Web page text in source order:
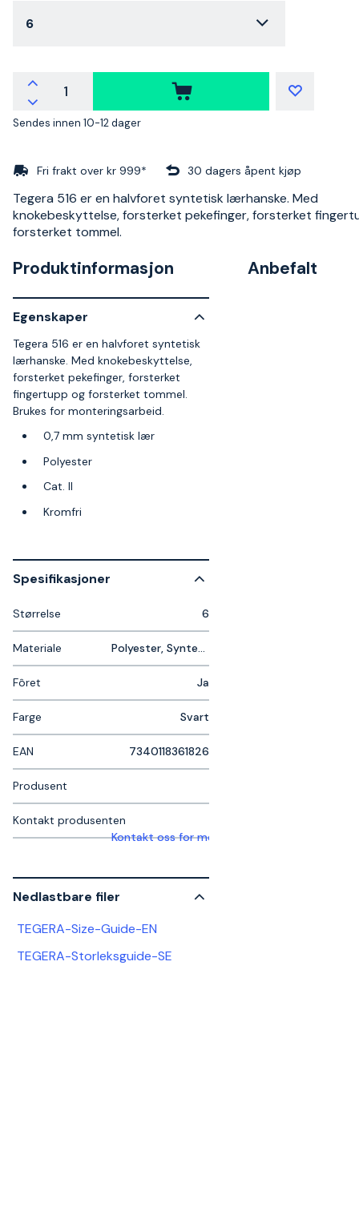
6
Sendes innen 10-12 dager
Fri frakt over kr 999* 30 dagers åpent kjøp
Tegera 516 er en halvforet syntetisk lærhanske. Med
knokebeskyttelse, forsterket pekefinger, forsterket
forsterket tommel.
Produktinformasjon
Egenskaper
Tegera 516 er en halvforet syntetisk
lærhanske. Med knokebeskyttelse,
forsterket pekefinger, forsterket
fingertupp og forsterket tommel.
Brukes for monteringsarbeid.
0,7 mm syntetisk lær
Polyester
Cat. II
Kromfri
Spesifikasjoner
Størrelse 6
Materiale
Fôret Ja
Farge Svart
EAN 7340118361826
Produsent
Kontakt produsenten
Kontakt oss for mer informasjon
Nedlastbare filer
TEGERA-Size-Guide-EN
TEGERA-Storleksguide-SE
Anbefalt